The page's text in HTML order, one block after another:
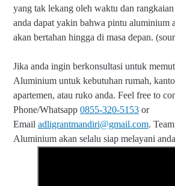
yang tak lekang oleh waktu dan rangkaian
anda dapat yakin bahwa pintu aluminium
akan bertahan hingga di masa depan.
Jika anda ingin berkonsultasi untuk
Aluminium untuk kebutuhan rumah,
apartemen, atau ruko anda. Feel free to
Phone/Whatsapp 0855-320-5153 or
Email adligrantmandiri@gmail.com.
Aluminium akan selalu siap melayani